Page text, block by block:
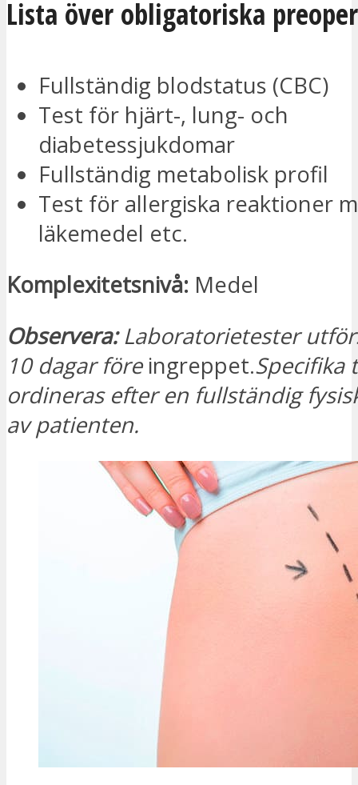
Lista över obligatoriska
Fullständig blodstatus (CBC)
Test för hjärt-, lung- och
diabetessjukdomar
Fullständig metabolisk profil
Test för allergiska reaktioner
läkemedel etc.
Komplexitetsnivå: Medel
Observera:Laboratorietester
10 dagar föreingreppet.Specifika
ordineras efter en fullständig
av patienten.